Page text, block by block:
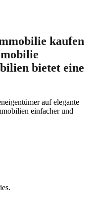
kaufen
bietet eine
auf elegante
einfacher und